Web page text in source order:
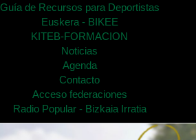
Guía de Recursos para Deportistas
Euskera - BIKEE
KITEB-FORMACION
Noticias
Agenda
Contacto
Acceso federaciones
Radio Popular - Bizkaia Irratia